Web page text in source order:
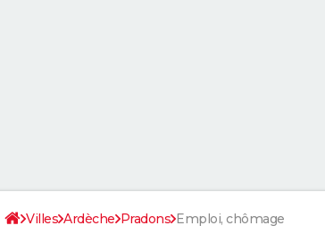
Villes Ardèche Pradons Emploi, chômage